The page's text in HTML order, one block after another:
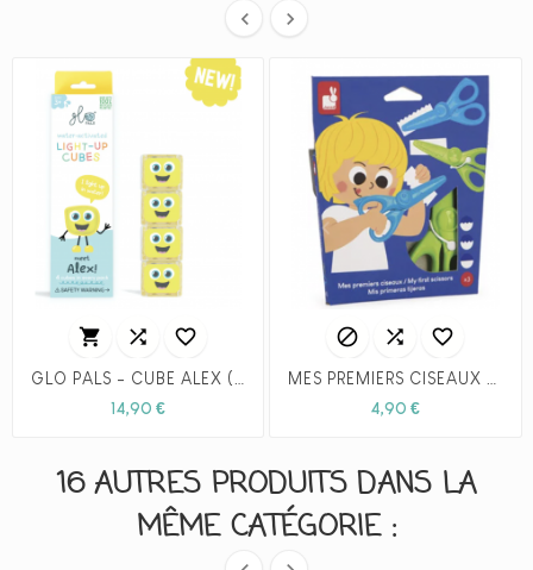
 
  
14,90 €Prix
  
4,90 €Prix
16 AUTRES PRODUITS DANS LA
MÊME CATÉGORIE :